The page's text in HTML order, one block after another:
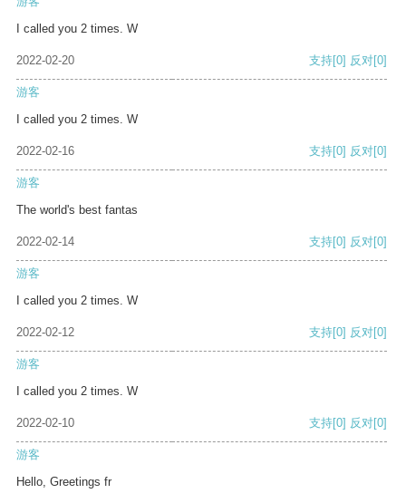
I called you 2 times. W
2022-02-20 支持[0] 反对[0]
游客
I called you 2 times. W
2022-02-16 支持[0] 反对[0]
游客
The world's best fantas
2022-02-14 支持[0] 反对[0]
游客
I called you 2 times. W
2022-02-12 支持[0] 反对[0]
游客
I called you 2 times. W
2022-02-10 支持[0] 反对[0]
游客
Hello, Greetings fr